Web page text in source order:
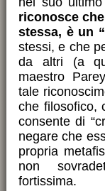
riconosce
stessa, è un
stessi, e che
da altri (a
maestro
tale
che filosofico,
consente di
negare che
propria
non
fortissima.